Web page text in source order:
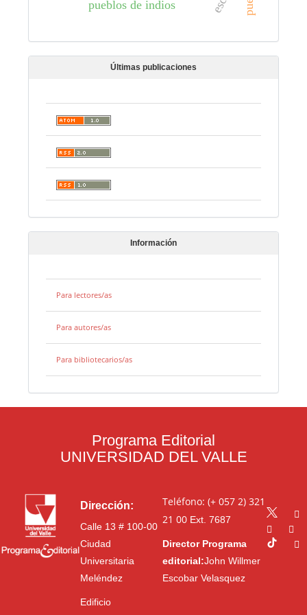
pueblos de indios
Últimas publicaciones
Información
Para lectores/as
Para autores/as
Para bibliotecarios/as
Programa Editorial
UNIVERSIDAD DEL VALLE
Dirección:
Calle 13 # 100-00
Ciudad
Universitaria
Meléndez
Edificio
Teléfono: (+ 057 2) 321
21 00Ext. 7687
Director Programa
editorial:John Willmer
Escobar Velasquez